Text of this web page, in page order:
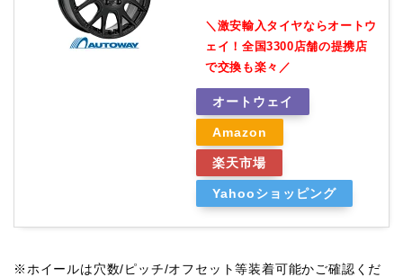
＼激安輸入タイヤならオートウ
ェイ！全国3300店舗の提携店
で交換も楽々／
オートウェイ
Amazon
楽天市場
Yahooショッピング
※ホイールは穴数/ピッチ/オフセット等装着可能かご確認くだ